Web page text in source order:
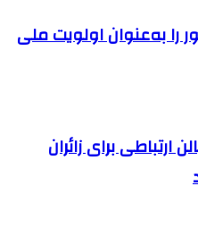
را به‌عنوان اولویت ملی
ارتباطی برای زائران